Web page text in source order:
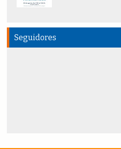
Seguidores